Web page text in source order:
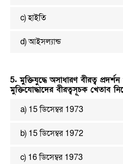
c) হাইতি
d) আইসল্যান্ড
5. মুক্তিযুদ্ধে অসাধারণ বীরত্ব
মুক্তিযোদ্ধাদের বীরত্বসূচক খেতাব
a) 15 ডিসেম্বর 1973
b) 15 ডিসেম্বর 1972
c) 16 ডিসেম্বর 1973